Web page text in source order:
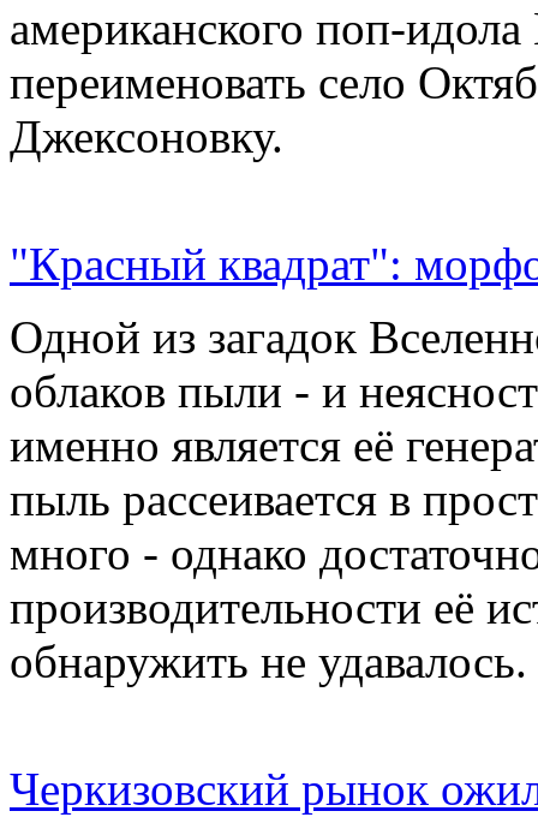
американского поп-
переименовать село
Джексоновку.
"Красный квадрат":
Одной из загадок
облаков пыли - и
именно является её
пыль рассеивается в
много - однако
производительности её
обнаружить не удавалось.
Черкизовский рынок